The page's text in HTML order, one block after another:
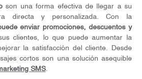
son una forma efectiva de llegar a su
directa y personalizada. Con la
enviar promociones, descuentos y
clientes, lo que puede aumentar la
la satisfacción del cliente. Desde
cortos son una solución asequible
SMS.